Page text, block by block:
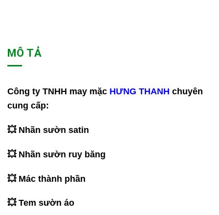
MÔ TẢ
Công ty TNHH may mặc HƯNG THANH chuyên
cung cấp:
💥 Nhãn sườn satin
💥 Nhãn sườn ruy băng
💥 Mác thành phần
💥 Tem sườn áo